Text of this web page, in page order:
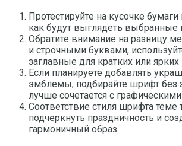
Протестируйте на кусочке
как будут выглядеть выбранные
Обратите внимание на разницу
и строчными буквами,
заглавные для кратких или ярких
Если планируете добавлять
эмблемы, подбирайте шрифт без
лучше сочетается с
Соответствие стиля шрифта теме
подчеркнуть праздничность и
гармоничный образ.